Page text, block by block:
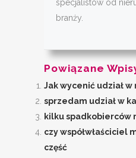
specjalistów od
branży.
Powiązane
Jak wycenić udział
sprzedam udział w
kilku spadkobierców
czy współwłaściciel
część